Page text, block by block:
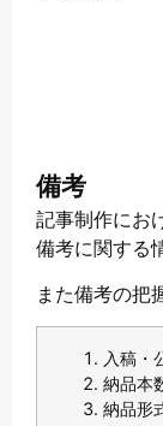
備考
記事制作にお
備考に関する
また備考の把
入稿・
納品本
納品形